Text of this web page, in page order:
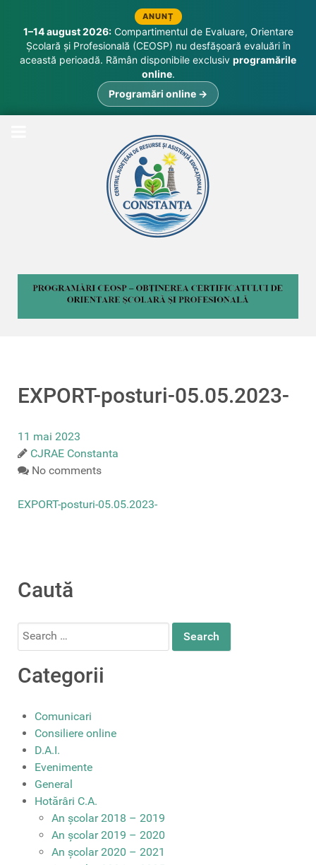
ANUNȚ
1–14 august 2026:Compartimentul de Evaluare, Orientare
Școlară și Profesională (CEOSP) nu desfășoară evaluări în
această perioadă. Rămân disponibile exclusiv programările
online.
Programări online →
EXPORT-posturi-05.05.2023-
11 mai 2023
CJRAE Constanta
No comments
EXPORT-posturi-05.05.2023-
Caută
Search
Categorii
Comunicari
Consiliere online
D.A.I.
Evenimente
General
Hotărâri C.A.
An școlar 2018 – 2019
An școlar 2019 – 2020
An școlar 2020 – 2021